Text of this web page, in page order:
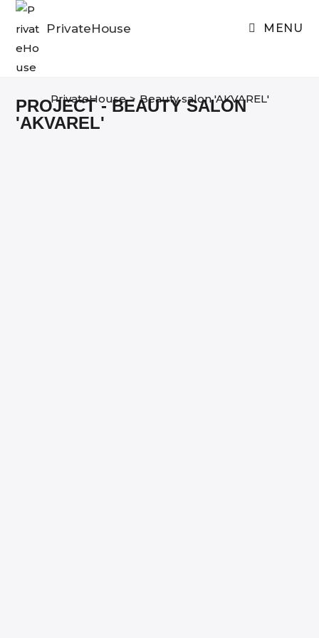
Skip
content
PrivateHouse MENU
PrivateHouse > Beauty salon 'AKVAREL'
PROJECT - BEAUTY SALON
'AKVAREL'